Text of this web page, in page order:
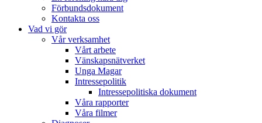
Förbundsdokument
Kontakta oss
Vad vi gör
Vår verksamhet
Vårt arbete
Vänskapsnätverket
Unga Magar
Intressepolitik
Intressepolitiska dokument
Våra rapporter
Våra filmer